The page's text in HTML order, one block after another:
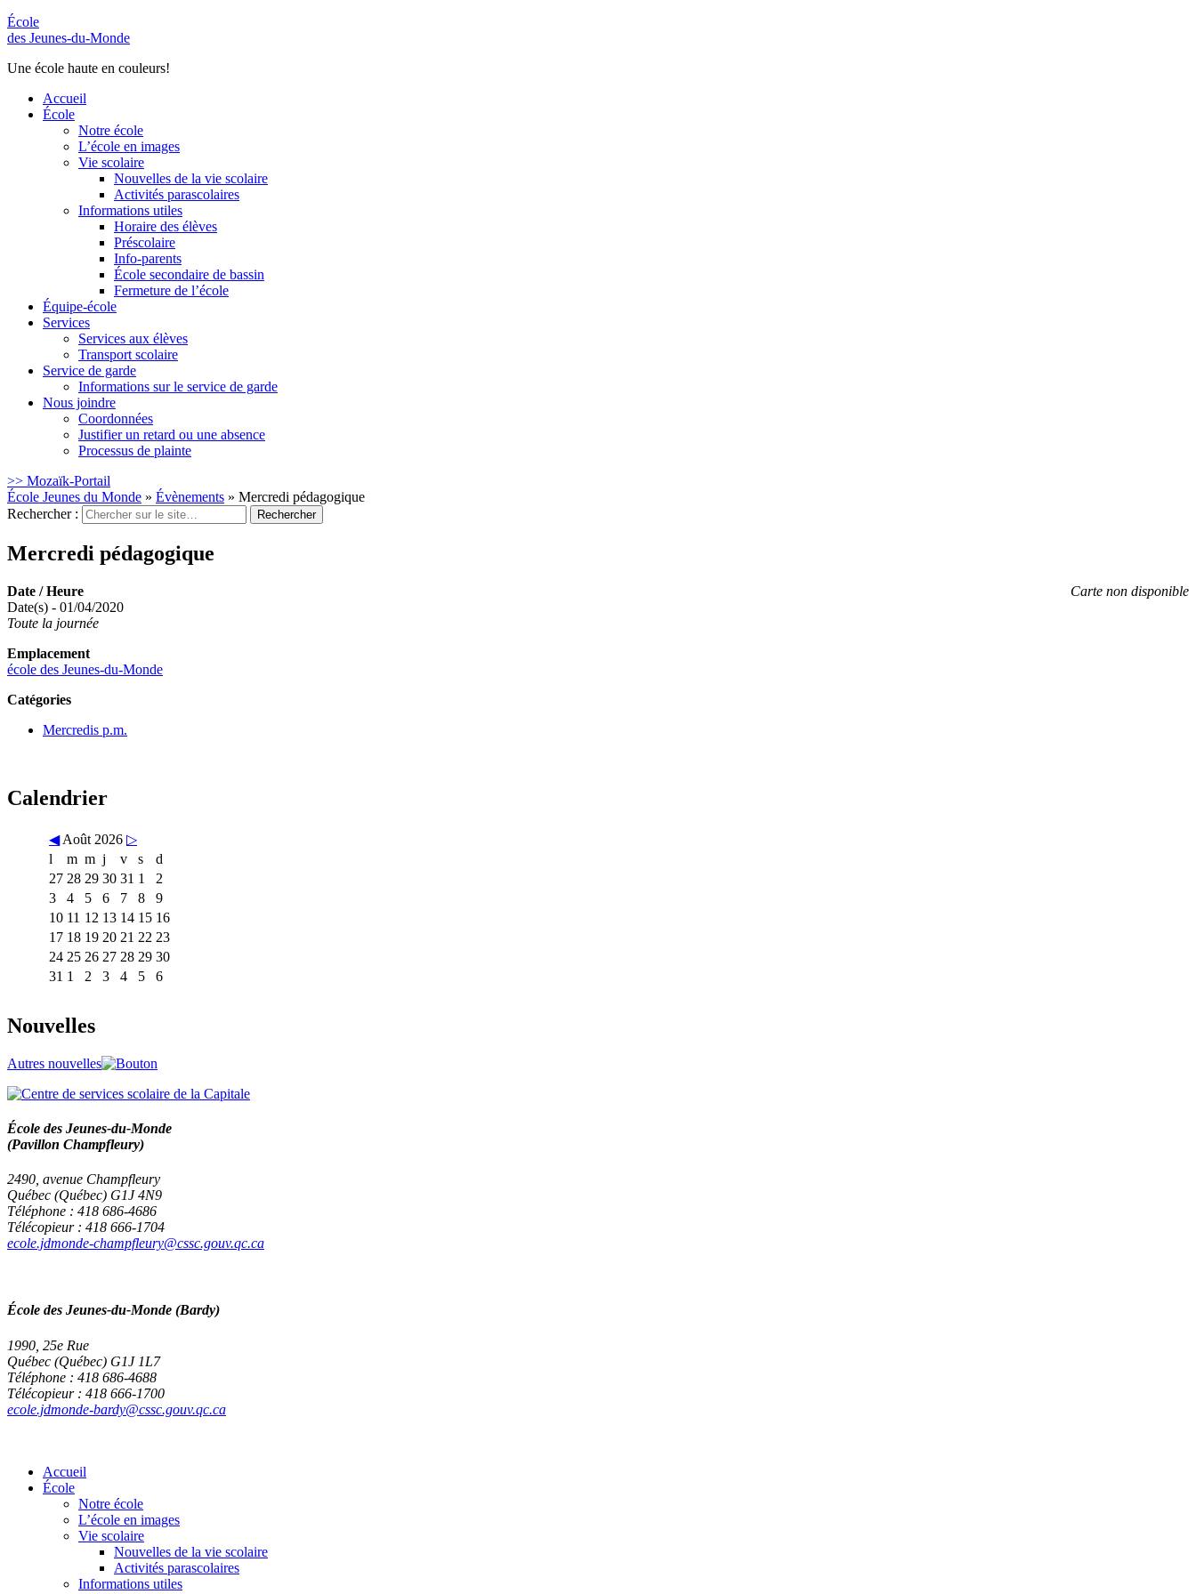
École
des Jeunes-du-Monde
Une école haute en couleurs!
Accueil
École
Notre école
L’école en images
Vie scolaire
Nouvelles de la vie scolaire
Activités parascolaires
Informations utiles
Horaire des élèves
Préscolaire
Info-parents
École secondaire de bassin
Fermeture de l’école
Équipe-école
Services
Services aux élèves
Transport scolaire
Service de garde
Informations sur le service de garde
Nous joindre
Coordonnées
Justifier un retard ou une absence
Processus de plainte
>> Mozaïk-Portail
École Jeunes du Monde » Évènements » Mercredi pédagogique
Rechercher :
Mercredi pédagogique
Carte non disponible
Date / Heure
Date(s) - 01/04/2020
Toute la journée
Emplacement
école des Jeunes-du-Monde
Catégories
Mercredis p.m.
Calendrier
◀ Août 2026 ▷
l
m m j v s
d
27 28 29 30 31 1
2
3
4 5 6 7 8
9
10 11 12 13 14 15 16
17 18 19 20 21 22 23
24 25 26 27 28 29 30
31 1 2 3 4 5 6
Nouvelles
Autres nouvelles
École des Jeunes-du-Monde
(Pavillon Champfleury)
2490, avenue Champfleury
Québec (Québec) G1J 4N9
Téléphone : 418 686-4686
Télécopieur : 418 666-1704
ecole.jdmonde-champfleury@cssc.gouv.qc.ca
École des Jeunes-du-Monde (Bardy)
1990, 25e Rue
Québec (Québec) G1J 1L7
Téléphone : 418 686-4688
Télécopieur : 418 666-1700
ecole.jdmonde-bardy@cssc.gouv.qc.ca
Accueil
École
Notre école
L’école en images
Vie scolaire
Nouvelles de la vie scolaire
Activités parascolaires
Informations utiles